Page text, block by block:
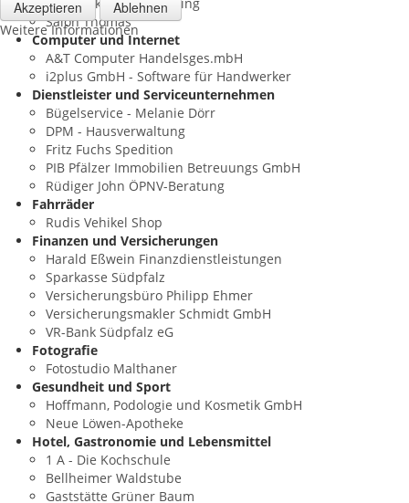
Salon Thomas
Computer und Internet
A&T Computer Handelsges.mbH
i2plus GmbH - Software für Handwerker
Dienstleister und Serviceunternehmen
Bügelservice - Melanie Dörr
DPM - Hausverwaltung
Fritz Fuchs Spedition
PIB Pfälzer Immobilien Betreuungs GmbH
Rüdiger John ÖPNV-Beratung
Fahrräder
Rudis Vehikel Shop
Finanzen und Versicherungen
Harald Eßwein Finanzdienstleistungen
Sparkasse Südpfalz
Versicherungsbüro Philipp Ehmer
Versicherungsmakler Schmidt GmbH
VR-Bank Südpfalz eG
Fotografie
Fotostudio Malthaner
Gesundheit und Sport
Hoffmann, Podologie und Kosmetik GmbH
Neue Löwen-Apotheke
Hotel, Gastronomie und Lebensmittel
1 A - Die Kochschule
Bellheimer Waldstube
Gaststätte Grüner Baum
Akzeptieren Ablehnen
Weitere Informationen